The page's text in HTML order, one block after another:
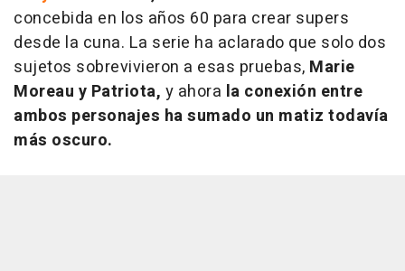
concebida en los años 60 para crear supers
desde la cuna. La serie ha aclarado que solo dos
sujetos sobrevivieron a esas pruebas, Marie
Moreau y Patriota, y ahora la conexión entre
ambos personajes ha sumado un matiz todavía
más oscuro.